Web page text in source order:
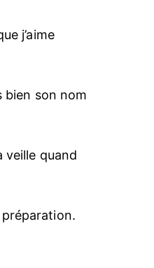
j’aime
bien son nom
veille quand
préparation.